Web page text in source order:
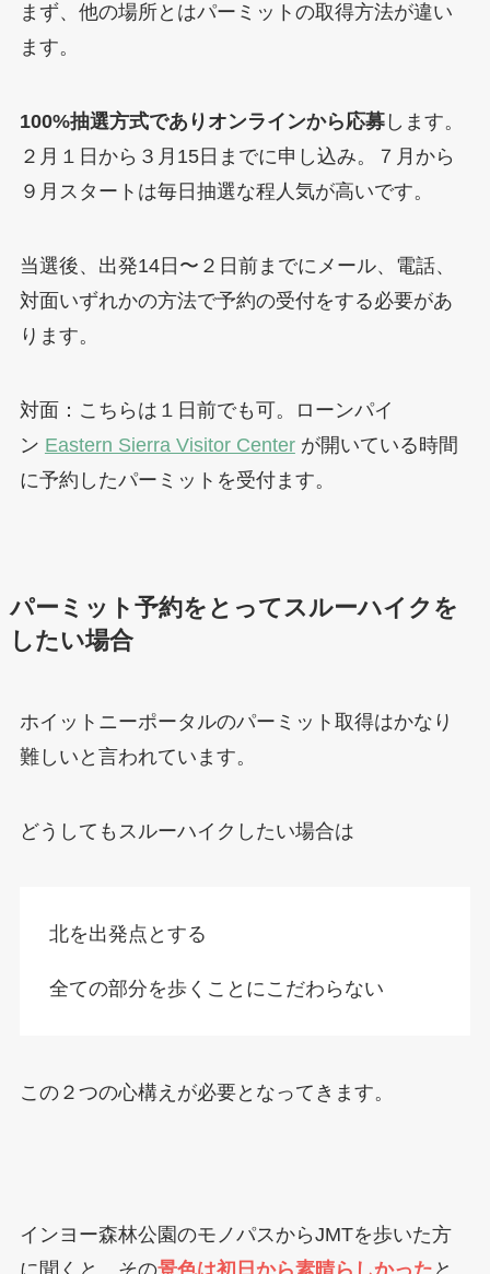
まず、他の場所とはパーミットの取得方法が違い
ます。
100%抽選方式でありオンラインから応募します。
２月１日から３月15日までに申し込み。７月から
９月スタートは毎日抽選な程人気が高いです。
当選後、出発14日〜２日前までにメール、電話、
対面いずれかの方法で予約の受付をする必要があ
ります。
対面：こちらは１日前でも可。ローンパイ
ン Eastern Sierra Visitor Centerが開いている時間
に予約したパーミットを受付ます。
パーミット予約をとってスルーハイクを
したい場合
ホイットニーポータルのパーミット取得はかなり
難しいと言われています。
どうしてもスルーハイクしたい場合は
北を出発点とする
全ての部分を歩くことにこだわらない
この２つの心構えが必要となってきます。
インヨー森林公園のモノパスからJMTを歩いた方
に聞くと、その景色は初日から素晴らしかった と